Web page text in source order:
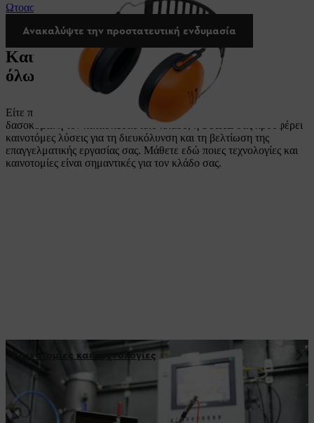
Ωτοασπίδες STIHL
Ανακαλύψτε την προστατευτική ενδυμασία
Καινοτόμες λύσεις για επαγγελματίες
όλων των κλάδων.
Είτε πρόκειται για την αρχιτεκτονική κήπων και τοπίων, τη
δασοκομία ή τον κατασκευαστικό κλάδο, η STIHL σάς προσφέρει
καινοτόμες λύσεις για τη διευκόλυνση και τη βελτίωση της
επαγγελματικής εργασίας σας. Μάθετε εδώ ποιες τεχνολογίες και
καινοτομίες είναι σημαντικές για τον κλάδο σας.
Καινοτομίες και τεχνολογίες